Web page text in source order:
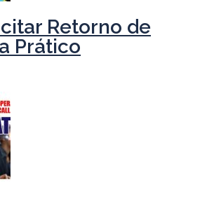
Retorno de
Prático